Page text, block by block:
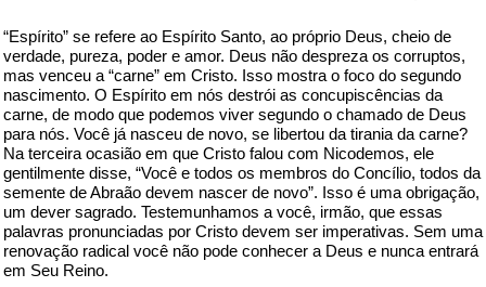
“Espírito” se refere ao Espírito Santo, ao próprio Deus, cheio de
verdade, pureza, poder e amor. Deus não despreza os corruptos,
mas venceu a “carne” em Cristo. Isso mostra o foco do segundo
nascimento. O Espírito em nós destrói as concupiscências da
carne, de modo que podemos viver segundo o chamado de Deus
para nós. Você já nasceu de novo, se libertou da tirania da carne?
Na terceira ocasião em que Cristo falou com Nicodemos, ele
gentilmente disse, “Você e todos os membros do Concílio, todos da
semente de Abraão devem nascer de novo”. Isso é uma obrigação,
um dever sagrado. Testemunhamos a você, irmão, que essas
palavras pronunciadas por Cristo devem ser imperativas. Sem uma
renovação radical você não pode conhecer a Deus e nunca entrará
em Seu Reino.